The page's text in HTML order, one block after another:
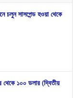
সাসপেন্ড হওয়া থেকে
থেকে ১০০ ডলার (দ্বিতীয়